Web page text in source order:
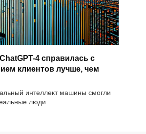
4 справилась с
клиентов лучше, чем
интеллект машины смогли
люди